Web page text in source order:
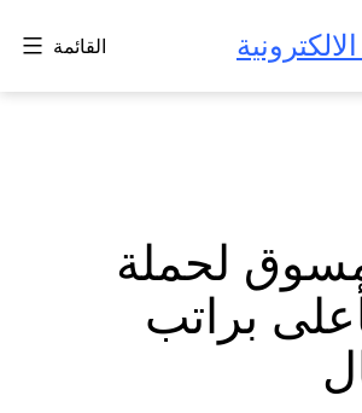
القائمة
لحملة
براتب